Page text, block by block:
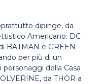
dipinge, da
Americano: DC
BATMAN e GREEN
per più di un
personaggi della Casa
da THOR a